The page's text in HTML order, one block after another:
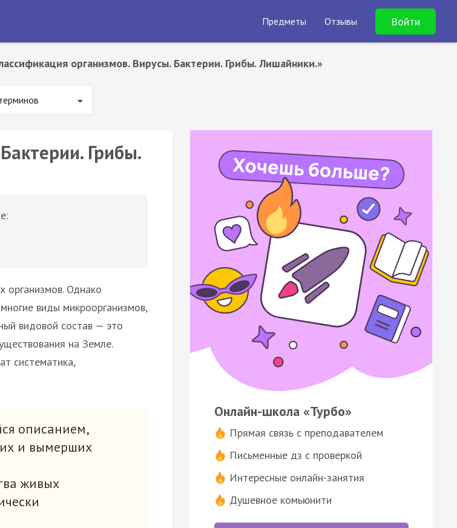
Предметы Отзывы Войти
организмов. Вирусы. Бактерии. Грибы. Лишайники.»
Грибы.
организмов. Однако
виды микроорганизмов,
видовой состав — это
на Земле.
систематика,
описанием,
и вымерших
живых
Онлайн-школа «Турбо»
Прямая связь с преподавателем
Письменные дз с проверкой
Интересные онлайн-занятия
Душевное комьюнити